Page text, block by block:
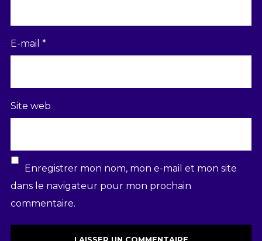
E-mail *
Site web
Enregistrer mon nom, mon e-mail et mon site
dans le navigateur pour mon prochain
commentaire.